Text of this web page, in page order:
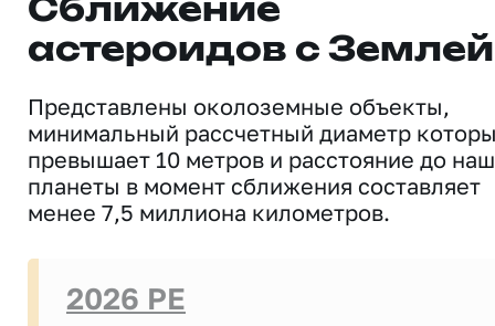
Сближение
астероидов с Землей
Представлены околоземные объекты,
минимальный рассчетный диаметр
превышает 10 метров и расстояние до
планеты в момент сближения составляет
менее 7,5 миллиона километров.
2026 PE